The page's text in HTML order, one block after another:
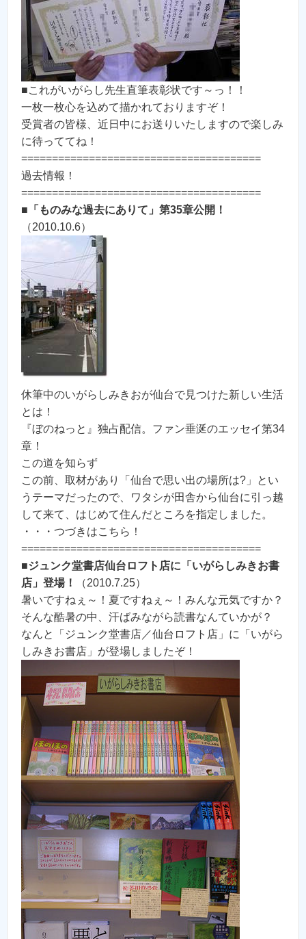
■これがいがらし先生直筆表彰状です～っ！！
一枚一枚心を込めて描かれておりますぞ！
受賞者の皆様、近日中にお送りいたしますので楽しみ
に待っててね！
=======================================
過去情報！
=======================================
■ 「ものみな過去にありて」第35章公開！
（2010.10.6）
休筆中のいがらしみきおが仙台で見つけた新しい生活
とは！
『ぼのねっと』独占配信。ファン垂涎のエッセイ第34
章！
この道を知らず
この前、取材があり「仙台で思い出の場所は?」とい
うテーマだったので、ワタシが田舎から仙台に引っ越
して来て、はじめて住んだところを指定しました。
・・・つづきはこちら！
=======================================
■ジュンク堂書店仙台ロフト店に「いがらしみきお書
店」登場！
（2010.7.25）
暑いですねぇ～！夏ですねぇ～！みんな元気ですか？
そんな酷暑の中、汗ばみながら読書なんていかが？
なんと「ジュンク堂書店／仙台ロフト店」に「いがら
しみきお書店」が登場しましたぞ！